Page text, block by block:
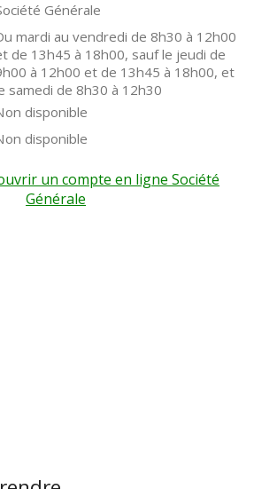
Générale
mardi au vendredi de 8h30 à 12h00
de 13h45 à 18h00, sauf le jeudi de
à 12h00 et de 13h45 à 18h00, et
samedi de 8h30 à 12h30
disponible
disponible
un compte en ligne Société
Générale